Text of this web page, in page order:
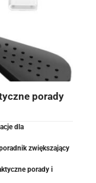
porady
dla
zwiększający
porady i